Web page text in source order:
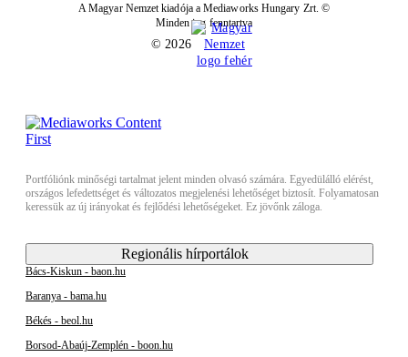
A Magyar Nemzet kiadója a Mediaworks Hungary Zrt. ©
Minden jog fenntartva
© 2026
Portfóliónk minőségi tartalmat jelent minden olvasó számára. Egyedülálló elérést,
országos lefedettséget és változatos megjelenési lehetőséget biztosít. Folyamatosan
keressük az új irányokat és fejlődési lehetőségeket. Ez jövőnk záloga.
Regionális hírportálok
Bács-Kiskun - baon.hu
Baranya - bama.hu
Békés - beol.hu
Borsod-Abaúj-Zemplén - boon.hu